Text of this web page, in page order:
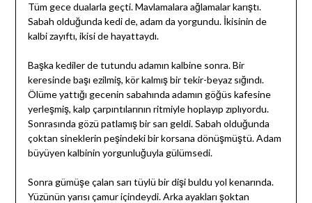
Tüm gece dualarla geçti. Mavlamalara ağlamalar karıştı.
Sabah olduğunda kedi de, adam da yorgundu. İkisinin de
kalbi zayıftı, ikisi de hayattaydı.
Başka kediler de tutundu adamın kalbine sonra. Bir
keresinde başı ezilmiş, kör kalmış bir tekir-beyaz sığındı.
Ölüme yattığı gecenin sabahında adamın göğüs kafesine
yerleşmiş, kalp çarpıntılarının ritmiyle hoplayıp zıplıyordu.
Sonrasında gözü patlamış bir sarı geldi. Sabah olduğunda
çoktan sineklerin peşindeki bir korsana dönüşmüştü. Adam
büyüyen kalbinin yorgunluğuyla gülümsedi.
Sonra gümüşe çalan sarı tüylü bir dişi buldu yol kenarında.
Yüzünün yarısı çamur içindeydi. Arka ayakları şoktan